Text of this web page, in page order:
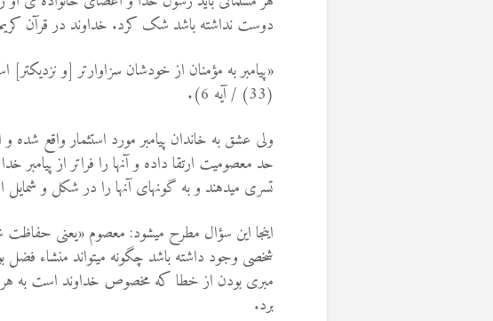
دوست نداشته باشد شک کرد. خداوند در قرآن
«پيامبر به مؤمنان از خودشان سزاوارتر [و
(33) / آیه 6).
ولی عشق به خاندان پیامبر مورد استثمار واقع شده و
حد معصومیت ارتقا داده و آنها را فراتر از پیامبر
تسری می­دهند و به گونه­ای آنها را در شکل و
اینجا این سؤال مطرح می­شود: معصوم «یعنی
شخصی وجود داشته باشد چگونه می­تواند منشاء فضل
مبری بودن از خطا که مخصوص خداوند است به
برد.